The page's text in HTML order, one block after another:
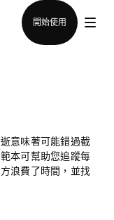
開始使用
意味著可能錯過截
本可幫助您追蹤每
浪費了時間，並找